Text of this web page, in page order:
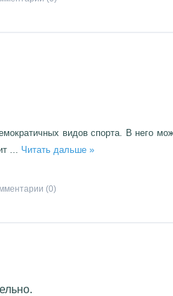
видов спорта. В него
... Читать дальше »
(0)